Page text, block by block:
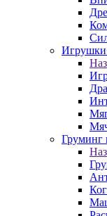
Груминг